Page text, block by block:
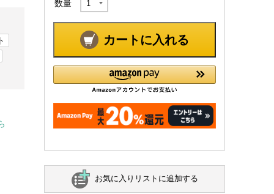
数量
カートに入れる
お気に入りリストに追加する